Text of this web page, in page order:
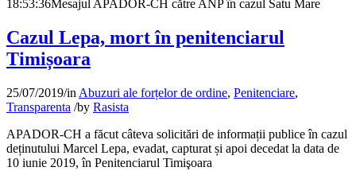
18:53:36Mesajul APADOR-CH către ANP în cazul Satu Mare
Cazul Lepa, mort în penitenciarul
Timișoara
25/07/2019/in Abuzuri ale forțelor de ordine, Penitenciare,
Transparenta /by Rasista
APADOR-CH a făcut câteva solicitări de informații publice în cazul
deținutului Marcel Lepa, evadat, capturat și apoi decedat la data de
10 iunie 2019, în Penitenciarul Timişoara